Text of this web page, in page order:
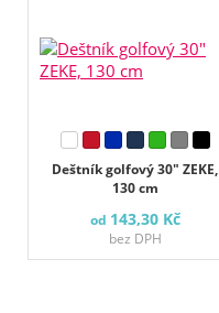
Deštník golfový 30" ZEKE,
130 cm
od 143,30 Kč
bez DPH